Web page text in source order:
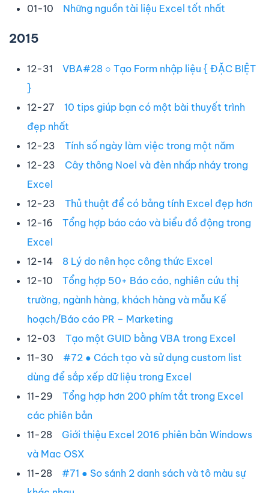
01-10 Những nguồn tài liệu Excel tốt nhất
2015
12-31 VBA#28 ○ Tạo Form nhập liệu { ĐẶC BIỆT
}
12-27 10 tips giúp bạn có một bài thuyết trình
đẹp nhất
12-23 Tính số ngày làm việc trong một năm
12-23 Cây thông Noel và đèn nhấp nháy trong
Excel
12-23 Thủ thuật để có bảng tính Excel đẹp hơn
12-16 Tổng hợp báo cáo và biểu đồ động trong
Excel
12-14 8 Lý do nên học công thức Excel
12-10 Tổng hợp 50+ Báo cáo, nghiên cứu thị
trường, ngành hàng, khách hàng và mẫu Kế
hoạch/Báo cáo PR – Marketing
12-03 Tạo một GUID bằng VBA trong Excel
11-30 #72 ● Cách tạo và sử dụng custom list
dùng để sắp xếp dữ liệu trong Excel
11-29 Tổng hợp hơn 200 phím tắt trong Excel
các phiên bản
11-28 Giới thiệu Excel 2016 phiên bản Windows
và Mac OSX
11-28 #71 ● So sánh 2 danh sách và tô màu sự